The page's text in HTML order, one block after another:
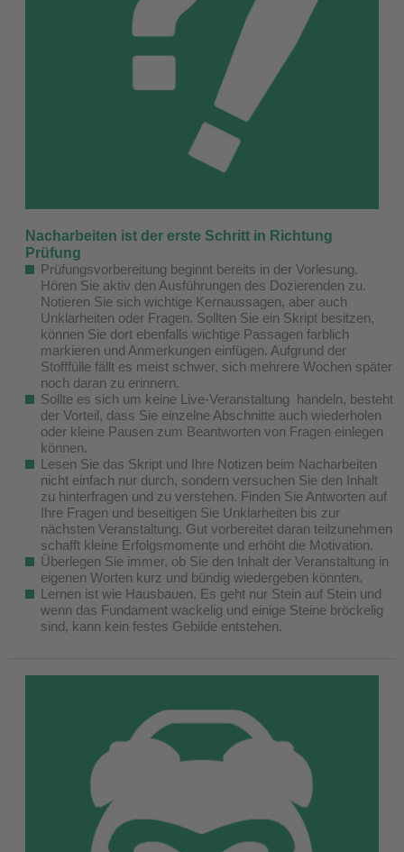
Nacharbeiten ist der erste Schritt in Richtung
Prüfung
Prüfungsvorbereitung beginnt bereits in der Vorlesung.
Hören Sie aktiv den Ausführungen des Dozierenden zu.
Notieren Sie sich wichtige Kernaussagen, aber auch
Unklarheiten oder Fragen. Sollten Sie ein Skript besitzen,
können Sie dort ebenfalls wichtige Passagen farblich
markieren und Anmerkungen einfügen. Aufgrund der
Stofffülle fällt es meist schwer, sich mehrere Wochen später
noch daran zu erinnern.
Sollte es sich um keine Live-Veranstaltung handeln, besteht
der Vorteil, dass Sie einzelne Abschnitte auch wiederholen
oder kleine Pausen zum Beantworten von Fragen einlegen
können.
Lesen Sie das Skript und Ihre Notizen beim Nacharbeiten
nicht einfach nur durch, sondern versuchen Sie den Inhalt
zu hinterfragen und zu verstehen. Finden Sie Antworten auf
Ihre Fragen und beseitigen Sie Unklarheiten bis zur
nächsten Veranstaltung. Gut vorbereitet daran teilzunehmen
schafft kleine Erfolgsmomente und erhöht die Motivation.
Überlegen Sie immer, ob Sie den Inhalt der Veranstaltung in
eigenen Worten kurz und bündig wiedergeben könnten.
Lernen ist wie Hausbauen. Es geht nur Stein auf Stein und
wenn das Fundament wackelig und einige Steine bröckelig
sind, kann kein festes Gebilde entstehen.